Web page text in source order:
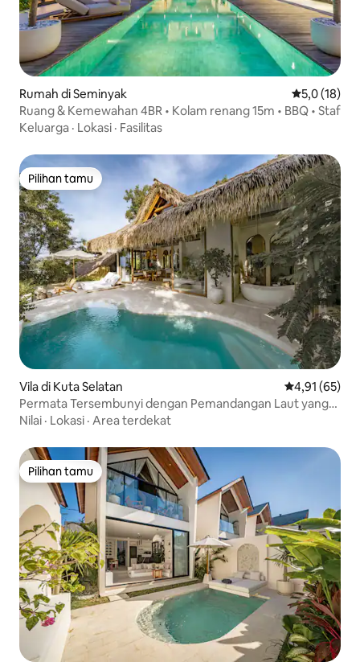
Rumah di Seminyak Nilai rata-
5,0 (18)
Ruang & Kemewahan 4BR • Kolam renang 15m • BBQ • Staf
Keluarga · Lokasi · Fasilitas
Pilihan tamu
Pilihan tamu
Vila di Kuta Selatan Nilai rata-rata
4,91 (65)
Permata Tersembunyi dengan Pemandangan Laut yang
Menakjubkan & Kolam Renang Infinity
Nilai · Lokasi · Area terdekat
Pilihan tamu
Pilihan tamu